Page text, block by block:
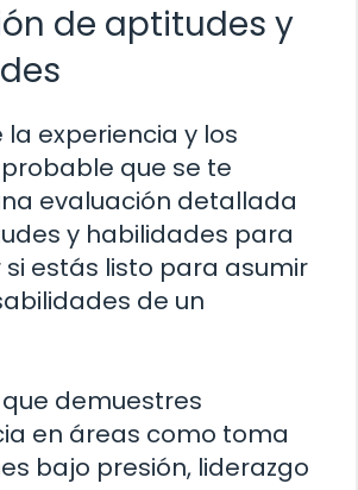
de aptitudes y
experiencia y los
que se te
evaluación detallada
y habilidades para
estás listo para asumir
de un
que demuestres
en áreas como toma
bajo presión, liderazgo